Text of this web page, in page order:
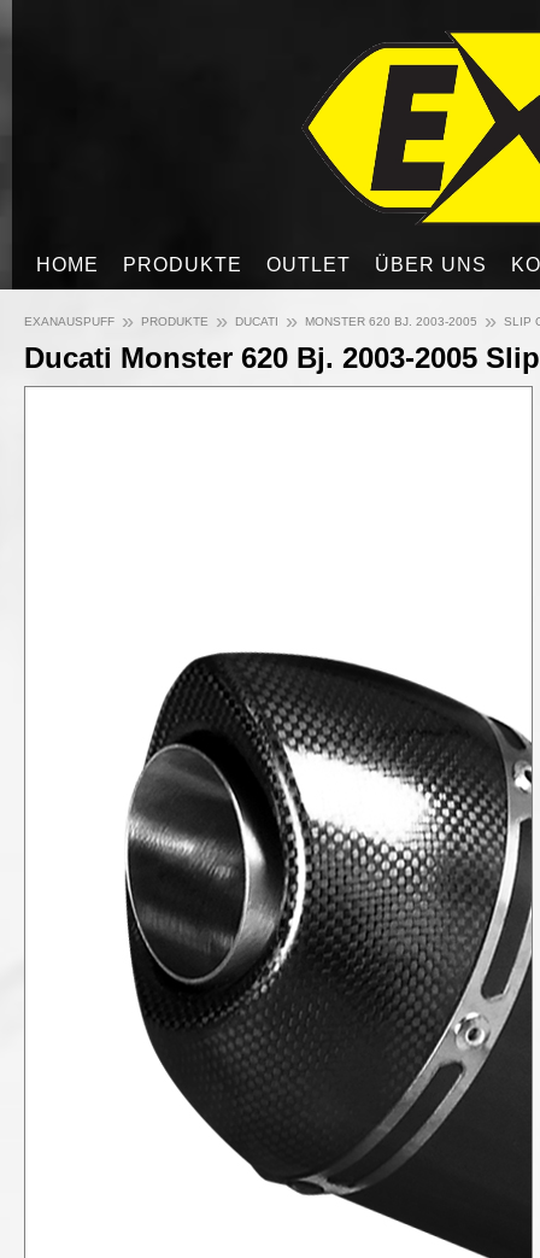
HOME PRODUKTE OUTLET ÜBER UNS
EXANAUSPUFF » PRODUKTE » DUCATI » MONSTER 620 BJ. 2003-2005 » SLIP
Ducati Monster 620 Bj. 2003-2005